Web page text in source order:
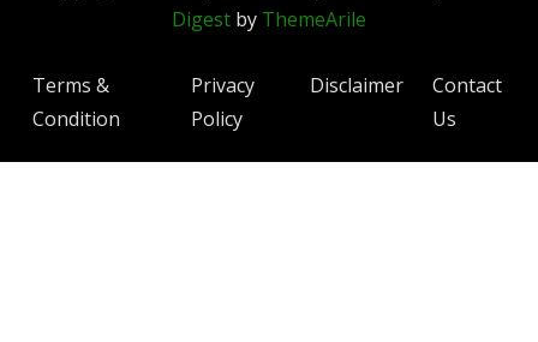
Digest by ThemeArile
Terms &
Condition
Privacy
Policy
Disclaimer
Contact
Us